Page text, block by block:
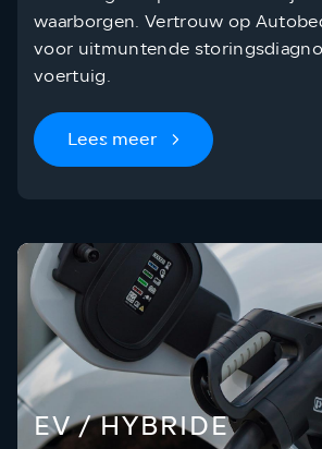
waarborgen. Vertrouw op
voor uitmuntende
voertuig.
Lees meer
EV / HYBRIDE